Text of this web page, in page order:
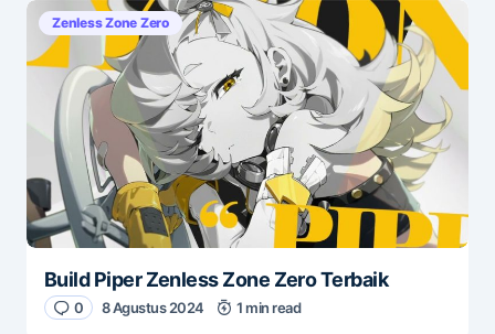
Zenless Zone Zero
Build Piper Zenless Zone Zero Terbaik
0 8 Agustus 2024 1 min read